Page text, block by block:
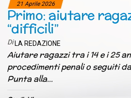
21 Aprile 2026
Primo: aiutare
“difficili”
Di LA REDAZIONE
Aiutare ragazzi tra i 14 e i 25
procedimenti penali o seguiti
Punta alla…